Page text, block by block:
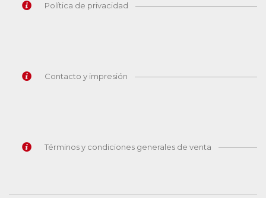
Política de privacidad
Contacto y impresión
Términos y condiciones generales de venta